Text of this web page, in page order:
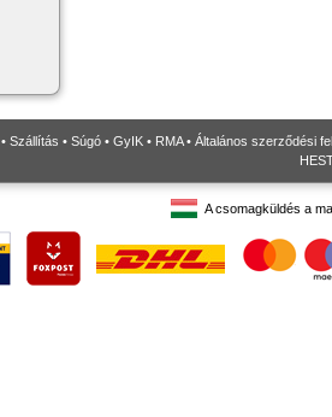
• Szállítás • Súgó • GyIK • RMA• Általános szerződési
A csomagküldés a